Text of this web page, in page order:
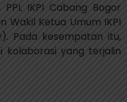
IKPI Cabang Bogor
Wakil Ketua Umum IKPI
Pada kesempatan itu,
kolaborasi yang terjalin